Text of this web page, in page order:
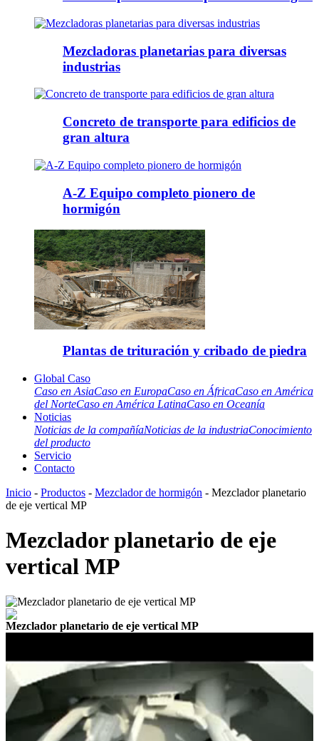
Mezcladoras planetarias para diversas
industrias
Concreto de transporte para edificios de
gran altura
A-Z Equipo completo pionero de
hormigón
Plantas de trituración y cribado de piedra
Global Caso
Caso en AsiaCaso en EuropaCaso en ÁfricaCaso en América
del NorteCaso en América LatinaCaso en Oceanía
Noticias
Noticias de la compañíaNoticias de la industriaConocimiento
del producto
Servicio
Contacto
Inicio - Productos - Mezclador de hormigón - Mezclador planetario
de eje vertical MP
Mezclador planetario de eje
vertical MP
Mezclador planetario de eje vertical MP